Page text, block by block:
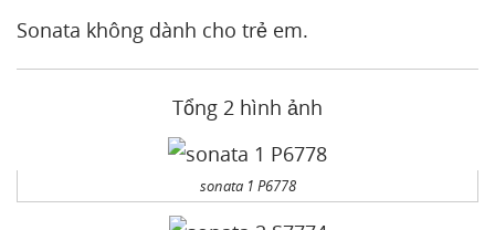
Sonata không dành cho trẻ em.
Tổng 2 hình ảnh
sonata 1 P6778